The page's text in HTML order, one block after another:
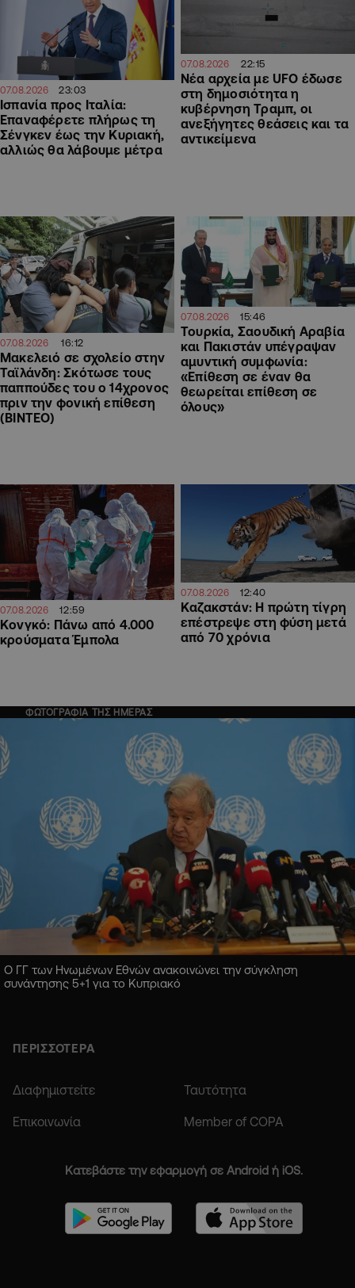
07.08.2026 23:03
Ισπανία προς Ιταλία:
Επαναφέρετε πλήρως τη
Σένγκεν έως την Κυριακή,
αλλιώς θα λάβουμε μέτρα
07.08.2026 22:15
Νέα αρχεία με UFO έδωσε
στη δημοσιότητα η
κυβέρνηση Τραμπ, οι
ανεξήγητες θεάσεις και τα
αντικείμενα
07.08.2026 16:12
Μακελειό σε σχολείο στην
Ταϊλάνδη: Σκότωσε τους
παππούδες του ο 14χρονος
πριν την φονική επίθεση
(ΒΙΝΤΕΟ)
07.08.2026 15:46
Τουρκία, Σαουδική Αραβία
και Πακιστάν υπέγραψαν
αμυντική συμφωνία:
«Επίθεση σε έναν θα
θεωρείται επίθεση σε
όλους»
07.08.2026 12:59
Κονγκό: Πάνω από 4.000
κρούσματα Έμπολα
07.08.2026 12:40
Καζακστάν: Η πρώτη τίγρη
επέστρεψε στη φύση μετά
από 70 χρόνια
ΦΩΤΟΓΡΑΦΙΑ ΤΗΣ ΗΜΕΡΑΣ
Ο ΓΓ των Ηνωμένων Εθνών ανακοινώνει την σύγκληση
συνάντησης 5+1 για το Κυπριακό
ΠΕΡΙΣΣΟΤΕΡΑ
Διαφημιστείτε Ταυτότητα
Επικοινωνία Member of COPA
Κατεβάστε την εφαρμογή σε Android ή iOS.